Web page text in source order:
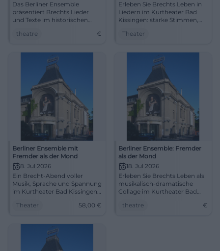
Das Berliner Ensemble
präsentiert Brechts Lieder
und Texte im historischen
theatre
€
Erleben Sie Brechts Leben in
Liedern im Kurtheater Bad
Kissingen: starke Stimmen,
Am 08.07.2026, 19:30 Uhr.
– jetzt Plätze sichern.
#KissingerSommer
Theater
Berliner Ensemble mit
Fremder als der Mond
8. Jul 2026
Ein Brecht-Abend voller
Musik, Sprache und Spannung
im Kurtheater Bad Kissingen:
Fremder als der Mond am
#Theater
Theater 58,00 €
Berliner Ensemble: Fremder
als der Mond
18. Jul 2026
Erleben Sie Brechts Leben als
musikalisch-dramatische
Collage im Kurtheater Bad
theatre
€